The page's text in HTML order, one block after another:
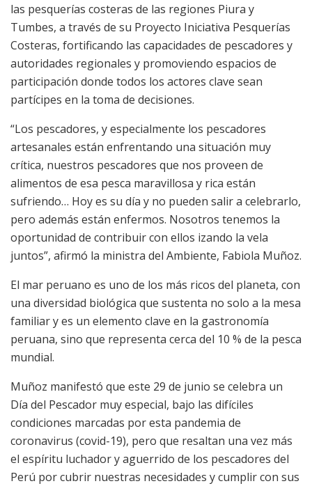
las pesquerías costeras de las regiones Piura y
Tumbes, a través de su Proyecto Iniciativa Pesquerías
Costeras, fortificando las capacidades de pescadores y
autoridades regionales y promoviendo espacios de
participación donde todos los actores clave sean
partícipes en la toma de decisiones.
“Los pescadores, y especialmente los pescadores
artesanales están enfrentando una situación muy
crítica, nuestros pescadores que nos proveen de
alimentos de esa pesca maravillosa y rica están
sufriendo… Hoy es su día y no pueden salir a celebrarlo,
pero además están enfermos. Nosotros tenemos la
oportunidad de contribuir con ellos izando la vela
juntos”, afirmó la ministra del Ambiente, Fabiola Muñoz.
El mar peruano es uno de los más ricos del planeta, con
una diversidad biológica que sustenta no solo a la mesa
familiar y es un elemento clave en la gastronomía
peruana, sino que representa cerca del 10 % de la pesca
mundial.
Muñoz manifestó que este 29 de junio se celebra un
Día del Pescador muy especial, bajo las difíciles
condiciones marcadas por esta pandemia de
coronavirus (covid-19), pero que resaltan una vez más
el espíritu luchador y aguerrido de los pescadores del
Perú por cubrir nuestras necesidades y cumplir con sus